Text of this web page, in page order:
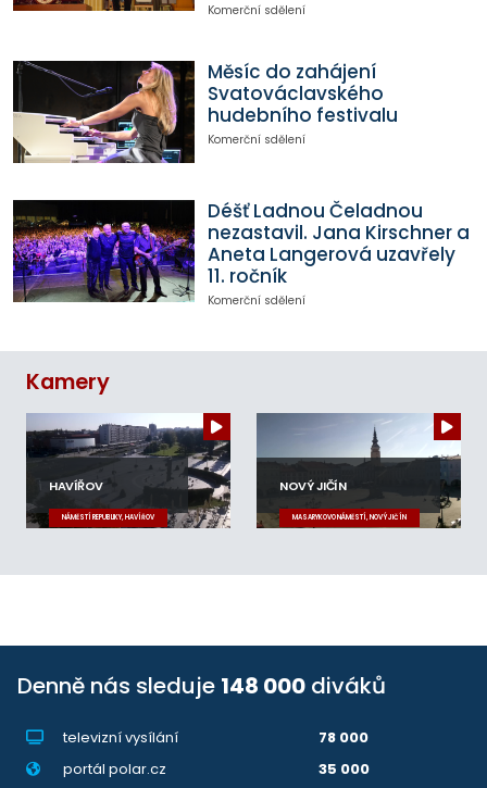
Komerční sdělení
Měsíc do zahájení
Svatováclavského
hudebního festivalu
Komerční sdělení
Déšť Ladnou Čeladnou
nezastavil. Jana Kirschner a
Aneta Langerová uzavřely
11. ročník
Komerční sdělení
Kamery
HAVÍŘOV
NÁMĚSTÍ REPUBLIKY, HAVÍŘOV
NOVÝ JIČÍN
MASARYKOVO NÁMĚSTÍ, NOVÝ JIČÍN
Denně nás sleduje 148 000 diváků
televizní vysílání
78 000
portál polar.cz
35 000